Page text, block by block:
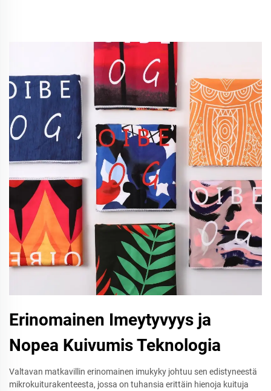
Erinomainen Imeytyvyys ja
Nopea Kuivumis Teknologia
Valtavan matkavillin erinomainen imukyky johtuu sen edistyneestä
mikrokuiturakenteesta, jossa on tuhansia erittäin hienoja kuituja